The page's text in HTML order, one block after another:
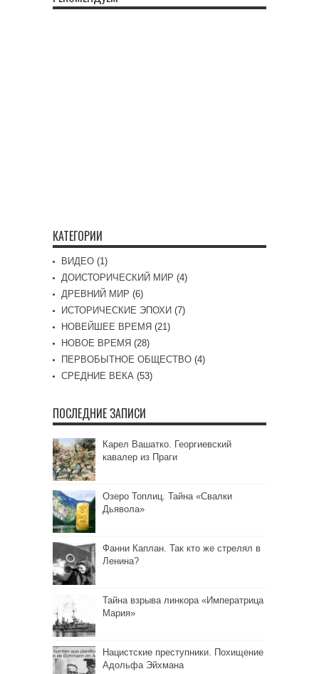
КАТЕГОРИИ
ВИДЕО (1)
ДОИСТОРИЧЕСКИЙ МИР (4)
ДРЕВНИЙ МИР (6)
ИСТОРИЧЕСКИЕ ЭПОХИ (7)
НОВЕЙШЕЕ ВРЕМЯ (21)
НОВОЕ ВРЕМЯ (28)
ПЕРВОБЫТНОЕ ОБЩЕСТВО (4)
СРЕДНИЕ ВЕКА (53)
ПОСЛЕДНИЕ ЗАПИСИ
Карел Вашатко. Георгиевский
кавалер из Праги
Озеро Топлиц. Тайна «Свалки
Дьявола»
Фанни Каплан. Так кто же стрелял в
Ленина?
Тайна взрыва линкора «Императрица
Мария»
Нацистские преступники. Похищение
Адольфа Эйхмана